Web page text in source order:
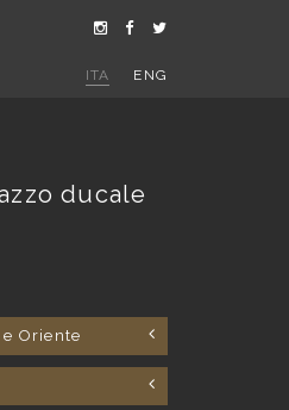
ITA ENG
ducale
Oriente